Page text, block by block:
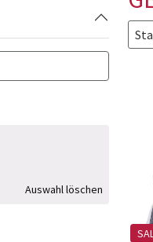
Auswahl löschen